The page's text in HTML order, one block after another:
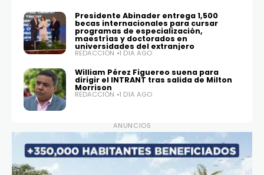
Presidente Abinader entrega 1,500
becas internacionales para cursar
programas de especialización,
maestrías y doctorados en
universidades del extranjero
REDACCIÓN 1 DÍA AGO
William Pérez Figuereo suena para
dirigir el INTRANT tras salida de Milton
Morrison
REDACCIÓN 1 DÍA AGO
ANUNCIOS